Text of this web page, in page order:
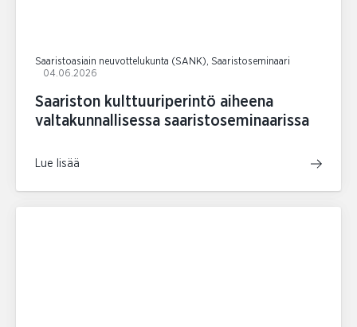
Saaristoasiain neuvottelukunta (SANK), Saaristoseminaari
04.06.2026
Saariston kulttuuriperintö aiheena
valtakunnallisessa saaristoseminaarissa
Lue lisää